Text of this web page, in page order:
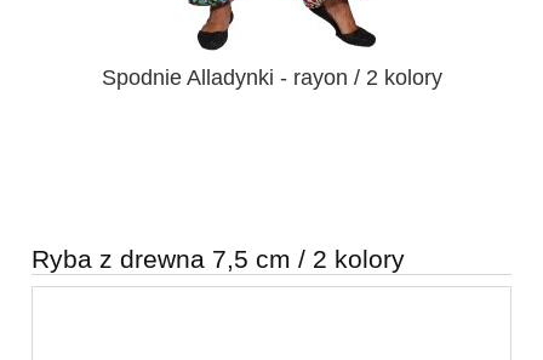
Spodnie Alladynki - rayon / 2 kolory
Ryba z drewna 7,5 cm / 2 kolory